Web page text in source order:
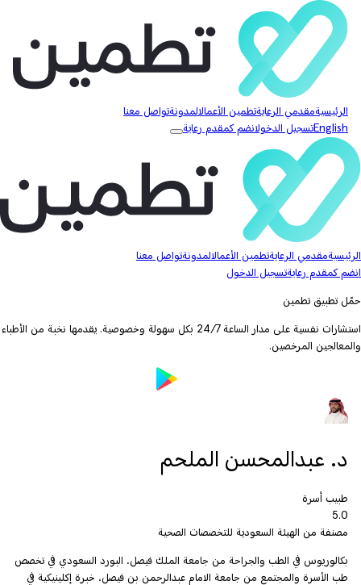
الرئيسيةمقدمي الرعايةتطمين الأعمالالمدونةتواصل معنا
Englishتسجيل الدخولانضم كمقدم رعاية
الرئيسيةمقدمي الرعايةتطمين الأعمالالمدونةتواصل معنا
انضم كمقدم رعايةتسجيل الدخول
حمّل تطبيق تطمين
استشارات نفسية على مدار الساعة 24/7 بكل سهولة وخصوصية. يقدمها نخبة من الأطباء
والمعالجين المرخصين.
د. عبدالمحسن الملحم
طبيب أسرة
5.0
مصنفة من الهيئة السعودية للتخصصات الصحية
بكالوريوس في الطب والجراحة من جامعة الملك فيصل، البورد السعودي في تخصص
طب الأسرة والمجتمع من جامعة الامام عبدالرحمن بن فيصل، خبرة إكلينيكية في